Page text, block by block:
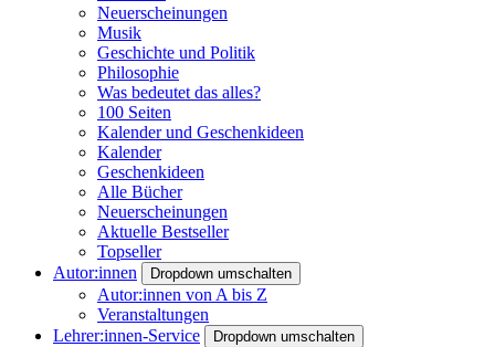
Neuerscheinungen
Musik
Geschichte und Politik
Philosophie
Was bedeutet das alles?
100 Seiten
Kalender und Geschenkideen
Kalender
Geschenkideen
Alle Bücher
Neuerscheinungen
Aktuelle Bestseller
Topseller
Autor:innen
Dropdown umschalten
Autor:innen von A bis Z
Veranstaltungen
Lehrer:innen-Service
Dropdown umschalten